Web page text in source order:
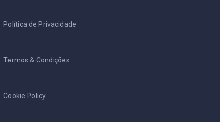
Política de Privacidade
Termos & Condições
Cookie Policy